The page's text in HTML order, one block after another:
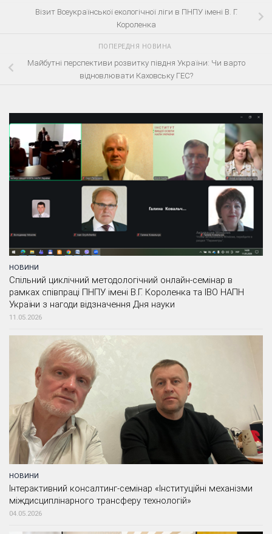
Візит Всеукраїнської екологічної ліги в ПНПУ імені В. Г.
Короленка
ПОПЕРЕДНЯ НОВИНА
Майбутні перспективи розвитку півдня України: Чи варто
відновлювати Каховську ГЕС?
НОВИНИ
Спільний циклічний методологічний онлайн-семінар в
рамках співпраці ПНПУ імені В.Г. Короленка та ІВО НАПН
України з нагоди відзначення Дня науки
11.05.2026
НОВИНИ
Інтерактивний консалтинг-семінар «Інституційні механізми
міждисциплінарного трансферу технологій»
04.05.2026